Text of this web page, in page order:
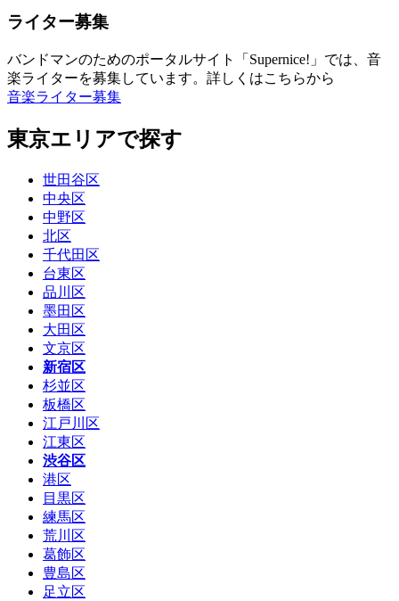
ライター募集
バンドマンのためのポータルサイト「Supernice!」では、音
楽ライターを募集しています。詳しくはこちらから
音楽ライター募集
東京エリアで探す
世田谷区
中央区
中野区
北区
千代田区
台東区
品川区
墨田区
大田区
文京区
新宿区
杉並区
板橋区
江戸川区
江東区
渋谷区
港区
目黒区
練馬区
荒川区
葛飾区
豊島区
足立区